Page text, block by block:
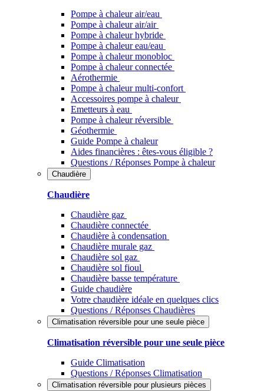
Pompe à chaleur air/eau
Pompe à chaleur air/air
Pompe à chaleur hybride
Pompe à chaleur​ eau/eau
Pompe à chaleur monobloc
Pompe à chaleur connectée
Aérothermie
Pompe à chaleur multi-confort
Accessoires pompe à chaleur
Emetteurs à eau
Pompe à chaleur réversible
Géothermie
Guide Pompe à chaleur
Aides financières : êtes-vous éligible ?
Questions / Réponses Pompe à chaleur
Chaudière
Chaudière
Chaudière gaz
Chaudière connectée
Chaudière à condensation
Chaudière murale gaz
Chaudière sol gaz
Chaudière sol fioul
Chaudière basse température
Guide chaudière
Votre chaudière idéale en quelques clics
Questions / Réponses Chaudières
Climatisation réversible pour une seule pièce
Climatisation réversible pour une seule pièce
Guide Climatisation
Questions / Réponses Climatisation
Climatisation réversible pour plusieurs pièces